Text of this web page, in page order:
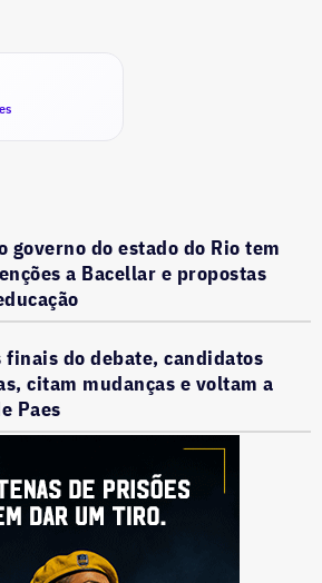
governo do estado do Rio tem
a Bacellar e propostas
finais do debate, candidatos
citam mudanças e voltam a
Paes